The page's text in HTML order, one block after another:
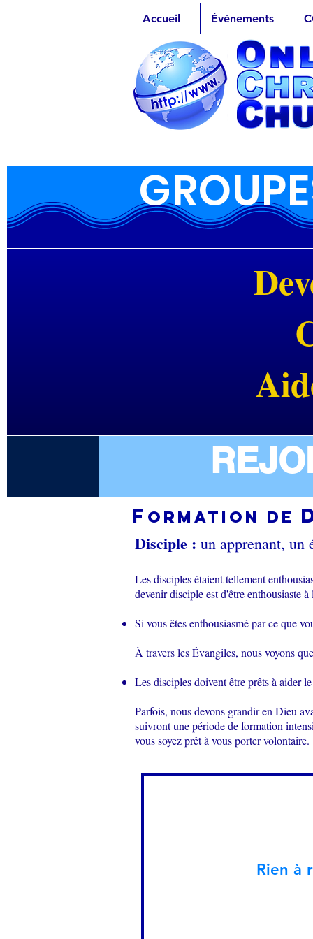
Accueil Événements
F ormation de
Disciple : un apprenant, un
Les disciples étaient tellement
devenir disciple est d'être enthousiaste
Si vous êtes enthousiasmé par ce que
À travers les Évangiles, nous voyons
Les disciples doivent être prêts à aider
Parfois, nous devons grandir en Dieu
suivront une période de formation
vous soyez prêt à vous porter volontaire.
Rien à